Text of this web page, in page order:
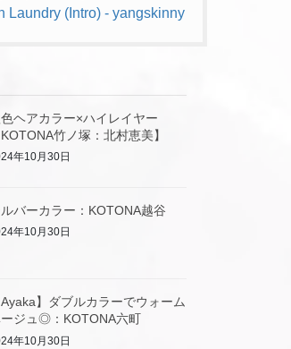
Laundry (Intro) - yangskinny
ヘアカラー×ハイレイヤー
KOTONA竹ノ塚：北村恵美】
年10月30日
バーカラー：KOTONA越谷
年10月30日
Ayaka】ダブルカラーでウォーム
ジュ◎：KOTONA六町
年10月30日